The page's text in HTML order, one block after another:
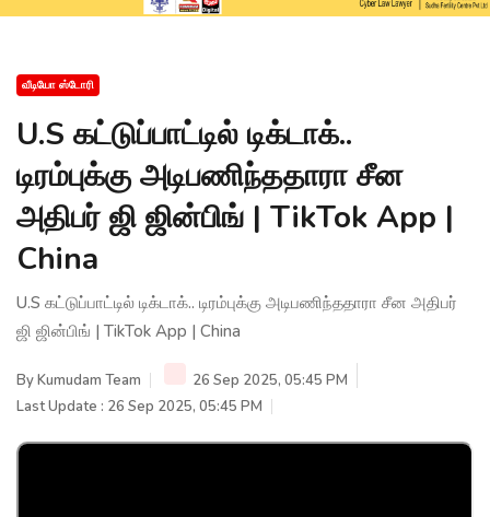
வீடியோ ஸ்டோரி
U.S கட்டுப்பாட்டில் டிக்டாக்..
டிரம்புக்கு அடிபணிந்ததாரா சீன
அதிபர் ஜி ஜின்பிங் | TikTok App |
China
U.S கட்டுப்பாட்டில் டிக்டாக்.. டிரம்புக்கு அடிபணிந்ததாரா சீன அதிபர்
ஜி ஜின்பிங் | TikTok App | China
ByKumudam Team
26 Sep 2025, 05:45 PM
Last Update : 26 Sep 2025, 05:45 PM